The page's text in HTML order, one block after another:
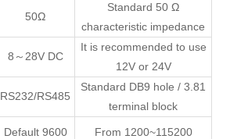
50Ω
Standard 50 Ω
characteristic impedance
8～28V DC
It is recommended to use
12V or 24V
RS232/RS485
Standard DB9 hole / 3.81
terminal block
Default 9600 From 1200~115200